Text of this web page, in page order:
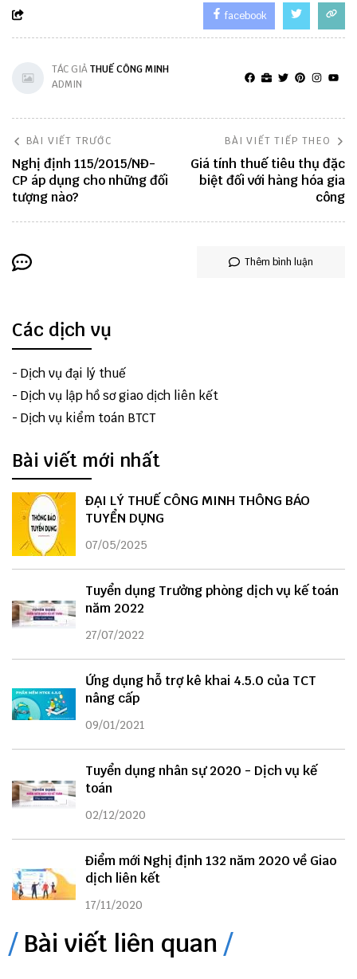
facebook
TÁC GIẢTHUẾ CÔNG MINH
ADMIN
BÀI VIẾT TRƯỚC
Nghị định 115/2015/NĐ-
CP áp dụng cho những đối
tượng nào?
BÀI VIẾT TIẾP THEO
Giá tính thuế tiêu thụ đặc
biệt đối với hàng hóa gia
công
Thêm bình luận
Các dịch vụ
- Dịch vụ đại lý thuế
- Dịch vụ lập hồ sơ giao dịch liên kết
- Dịch vụ kiểm toán BTCT
Bài viết mới nhất
ĐẠI LÝ THUẾ CÔNG MINH THÔNG BÁO
TUYỂN DỤNG
07/05/2025
Tuyển dụng Trưởng phòng dịch vụ kế toán
năm 2022
27/07/2022
Ứng dụng hỗ trợ kê khai 4.5.0 của TCT
nâng cấp
09/01/2021
Tuyển dụng nhân sự 2020 - Dịch vụ kế
toán
02/12/2020
Điểm mới Nghị định 132 năm 2020 về Giao
dịch liên kết
17/11/2020
Bài viết liên quan